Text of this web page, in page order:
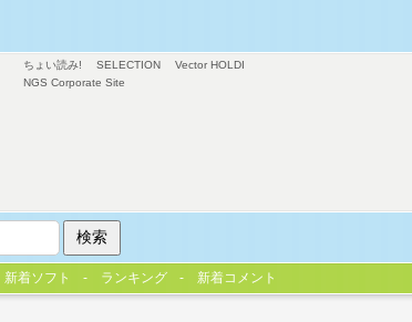
ちょい読み! SELECTION
Vector HOLDI
NGS Corporate Site
新着ソフト ランキング 新着コメント